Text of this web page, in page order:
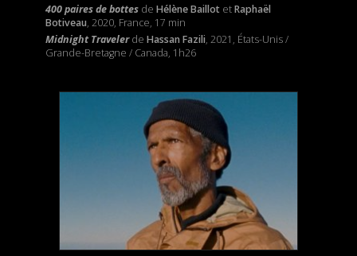
400 paires de bottesde HélèneBaillotetRaphaël
Botiveau, 2020, France, 17 min
Midnight Travelerde Hassan Fazili, 2021, États-Unis /
Grande-Bretagne / Canada, 1h26